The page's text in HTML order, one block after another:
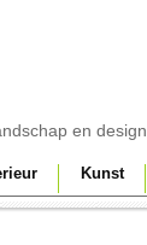
en design
Kunst